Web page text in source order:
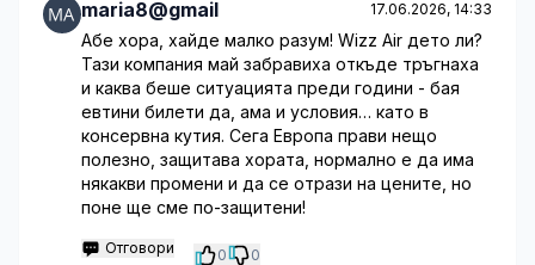
maria8@gmail 17.06.2026, 14:33
Абе хора, хайде малко разум! Wizz Air дето ли?
Тази компания май забравиха откъде тръгнаха
и каква беше ситуацията преди години - бая
евтини билети да, ама и условия… като в
консервна кутия. Сега Европа прави нещо
полезно, защитава хората, нормално е да има
някакви промени и да се отрази на цените, но
поне ще сме по-защитени!
Отговори 0 0